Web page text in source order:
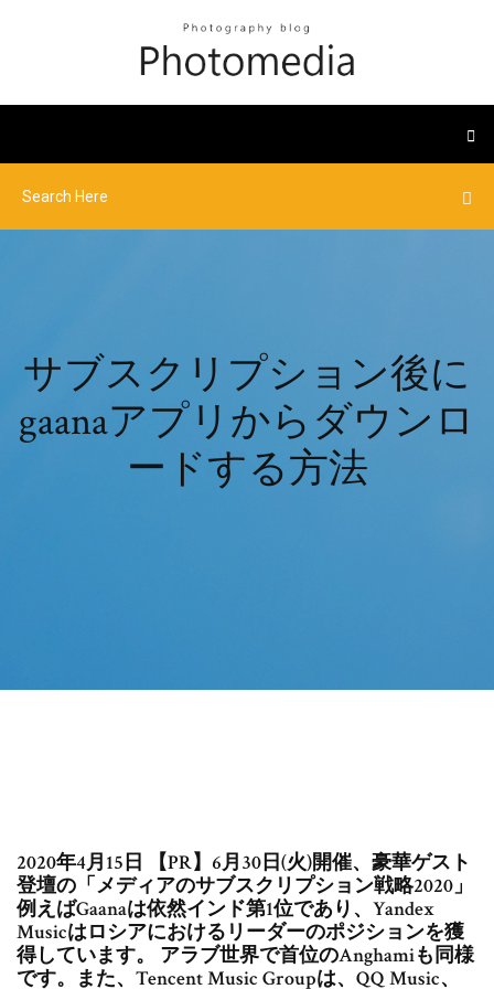
サブスクリプション後に
gaanaアプリからダウンロ
ードする方法
2020年4月15日 【PR】6月30日(火)開催、豪華ゲスト
登壇の「メディアのサブスクリプション戦略2020」
例えばGaanaは依然インド第1位であり、Yandex
Musicはロシアにおけるリーダーのポジションを獲
得しています。 アラブ世界で首位のAnghamiも同様
です。また、Tencent Music Groupは、QQ Music、